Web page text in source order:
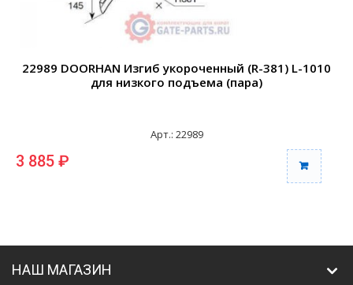
22989 DOORHAN Изгиб укороченный (R-381) L-1010
для низкого подъема (пара)
Арт.: 22989
3 885 ₽
НАШ МАГАЗИН